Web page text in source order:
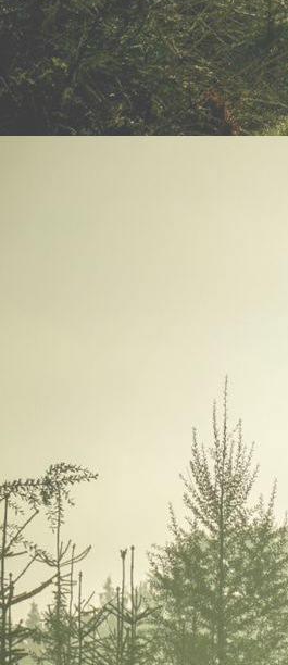
IMG_20230607_175446